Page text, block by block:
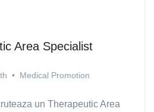
Area Specialist
• Medical Promotion
un Therapeutic Area